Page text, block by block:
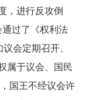
，进行反攻倒
过了《权利法
会定期召开、
属于议会、国民
国王不经议会许